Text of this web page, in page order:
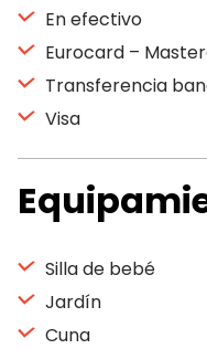
En efectivo
Eurocard –
Transferencia
Visa
Silla de bebé
Jardín
Cuna